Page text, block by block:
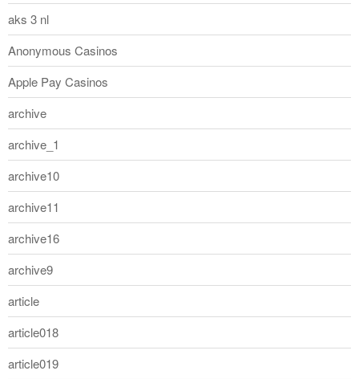
aks 3 nl
Anonymous Casinos
Apple Pay Casinos
archive
archive_1
archive10
archive11
archive16
archive9
article
article018
article019